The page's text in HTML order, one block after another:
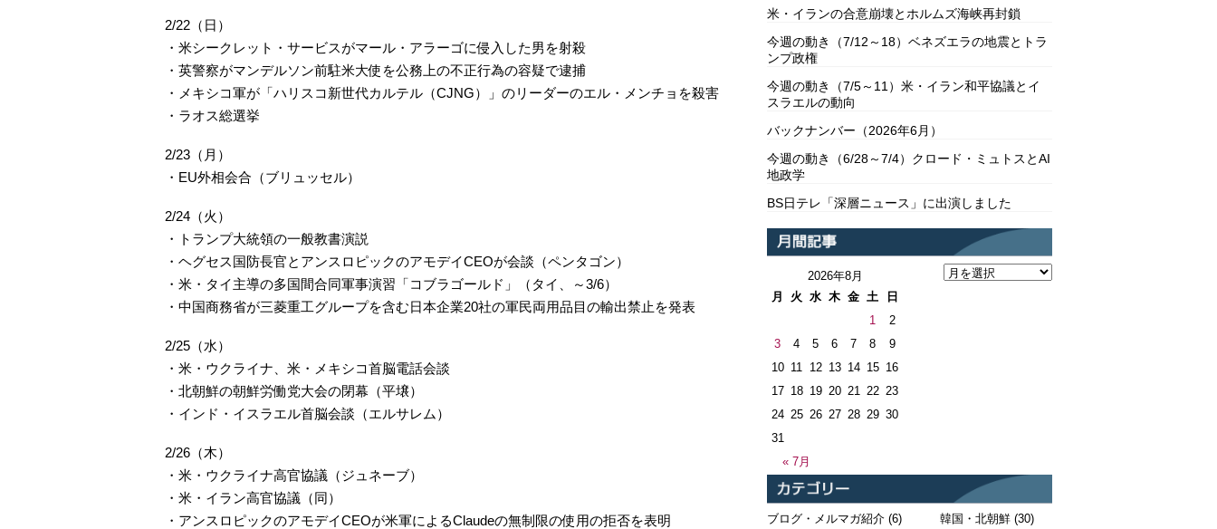
2/22（日）
・米シークレット・サービスがマール・アラーゴに侵入した男を射殺
・英警察がマンデルソン前駐米大使を公務上の不正行為の容疑で逮捕
・メキシコ軍が「ハリスコ新世代カルテル（CJNG）」のリーダーのエル・メンチョを殺害
・ラオス総選挙
2/23（月）
・EU外相会合（ブリュッセル）
2/24（火）
・トランプ大統領の一般教書演説
・ヘグセス国防長官とアンスロピックのアモデイCEOが会談（ペンタゴン）
・米・タイ主導の多国間合同軍事演習「コブラゴールド」（タイ、～3/6）
・中国商務省が三菱重工グループを含む日本企業20社の軍民両用品目の輸出禁止を発表
2/25（水）
・米・ウクライナ、米・メキシコ首脳電話会談
・北朝鮮の朝鮮労働党大会の閉幕（平壌）
・インド・イスラエル首脳会談（エルサレム）
2/26（木）
・米・ウクライナ高官協議（ジュネーブ）
・米・イラン高官協議（同）
・アンスロピックのアモデイCEOが米軍によるClaudeの無制限の使用の拒否を表明
米・イランの合意崩壊とホルムズ海峡再封鎖
今週の動き（7/12～18）ベネズエラの地震とトラ
ンプ政権
今週の動き（7/5～11）米・イラン和平協議とイ
スラエルの動向
バックナンバー（2026年6月）
今週の動き（6/28～7/4）クロード・ミュトスとAI
地政学
BS日テレ「深層ニュース」に出演しました
2026年8月
月
火 水 木 金 土 日
« 7月
1
2
3
4 5 6 7 8
9
10 11 12 13 14 15 16
17 18 19 20 21 22 23
24 25 26 27 28 29 30
31
ブログ・メルマガ紹介 (6)
韓国・北朝鮮(30)